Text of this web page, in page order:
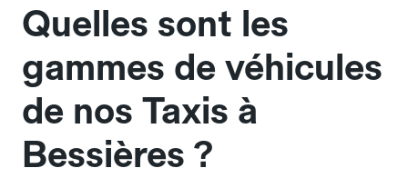
Quelles sont les
gammes de véhicules
de nos Taxis à
Bessières ?